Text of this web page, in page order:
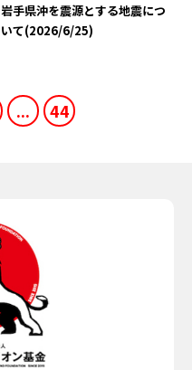
岩手県沖を震源とする地震につ
いて(2026/6/25)
... 44